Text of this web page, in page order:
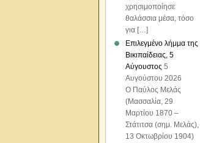
χρησιμοποίησε
θαλάσσια μέσα, τόσο
για […]
Επιλεγμένο λήμμα της
Βικιπαίδειας, 5
Αύγουστος 5
Αυγούστου 2026
Ο Παύλος Μελάς
(Μασσαλία, 29
Μαρτίου 1870 –
Στάτιτσα (σημ. Μελάς),
13 Οκτωβρίου 1904)